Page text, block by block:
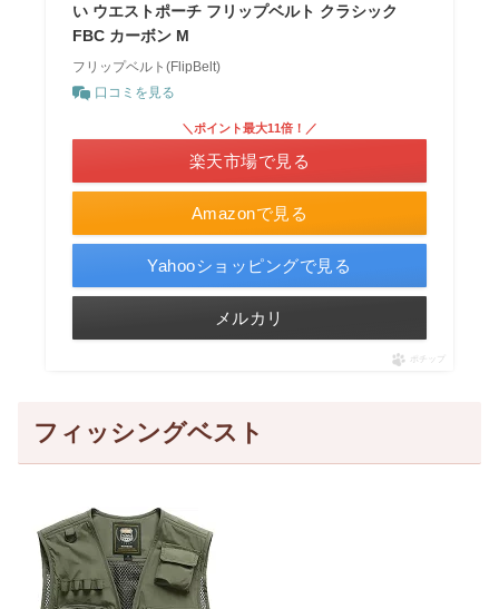
い ウエストポーチ フリップベルト クラシック
FBC カーボン M
フリップベルト(FlipBelt)
口コミを見る
Amazonで見る
＼ポイント最大11倍！／
楽天市場で見る
Yahooショッピングで見る
メルカリ
ポチップ
フィッシングベスト